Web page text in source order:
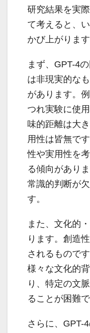
研究結果を実
て考えると、
かび上がります
まず、GPT-4
は非現実的な
があります。
つれ実験に使
味的距離は大
用性は皆無で
性や実用性を
る傾向があり
常識的判断が
す。
また、文化的
ります。創造
されるもので
様々な文化的
り、特定の文
ることが困難で
さらに、GPT-